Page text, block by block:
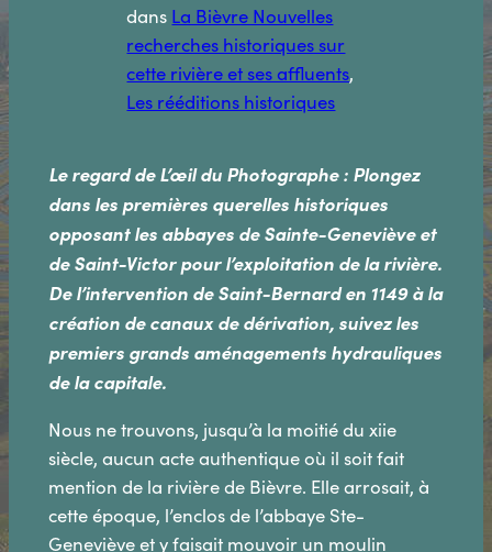
dans La Bièvre Nouvelles
recherches historiques sur
cette rivière et ses affluents
Les rééditions historiques
Le regard de L’œil du Photographe : Plongez
dans les premières querelles historiques
opposant les abbayes de Sainte-Geneviève et
de Saint-Victor pour l’exploitation de la rivière.
De l’intervention de Saint-Bernard en 1149 à la
création de canaux de dérivation, suivez les
premiers grands aménagements hydrauliques
de la capitale.
Nous ne trouvons, jusqu’à la moitié du xiie
siècle, aucun acte authentique où il soit fait
mention de la rivière de Bièvre. Elle arrosait, à
cette époque, l’enclos de l’abbaye Ste-
Geneviève et y faisait mouvoir un moulin